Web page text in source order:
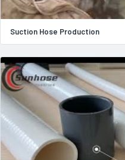
Suction Hose Production